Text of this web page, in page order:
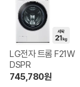
LG전자 트롬 F21W
DSPR
745,780원